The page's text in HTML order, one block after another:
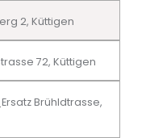
2, Küttigen
72, Küttigen
Brühldtrasse,